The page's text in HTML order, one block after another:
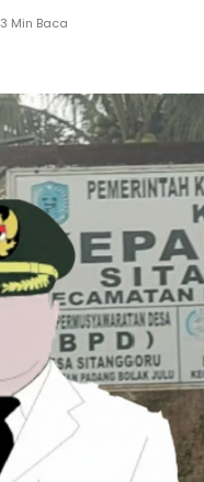
3 Min Baca